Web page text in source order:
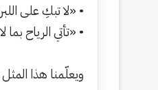
• «لا تبكِ على
• «تأتي الرياح
ويعلّمنا هذا